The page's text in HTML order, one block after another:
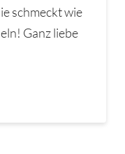
schmeckt wie
Ganz liebe